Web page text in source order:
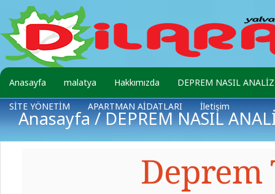
Anasayfa malatya Hakkımızda DEPREM NASIL
SİTE YÖNETİM APARTMAN AİDATLARI İletişim
Anasayfa/DEPREM NASIL
Deprem